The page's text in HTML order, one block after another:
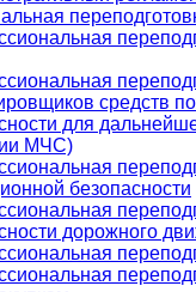
средств
для
МЧС)
безопасности
дорожного